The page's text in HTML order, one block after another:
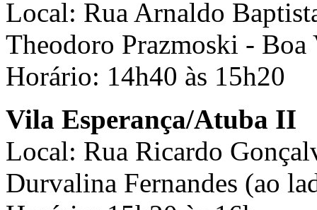
Local: Rua Arnaldo
Theodoro Prazmoski - Boa
Horário: 14h40 às 15h20
Vila Esperança/Atuba II
Local: Rua Ricardo
Durvalina Fernandes (ao